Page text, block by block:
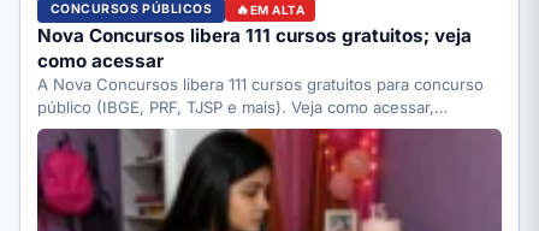
CONCURSOS PÚBLICOS EM ALTA
Nova Concursos libera 111 cursos gratuitos; veja
como acessar
A Nova Concursos libera 111 cursos gratuitos para concurso
público (IBGE, PRF, TJSP e mais). Veja como acessar,…